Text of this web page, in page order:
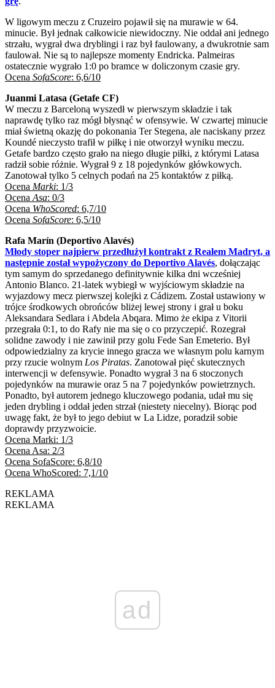
W ligowym meczu z Cruzeiro pojawił się na murawie w 64.
minucie. Był jednak całkowicie niewidoczny. Nie oddał ani jednego
strzału, wygrał dwa dryblingi i raz był faulowany, a dwukrotnie sam
faulował. Nie są to najlepsze momenty Endricka. Palmeiras
ostatecznie wygrało 1:0 po bramce w doliczonym czasie gry.
Ocena SofaScore: 6,6/10
Juanmi Latasa (Getafe CF)
W meczu z Barceloną wyszedł w pierwszym składzie i tak
naprawdę tylko raz mógł błysnąć w ofensywie. W czwartej minucie
miał świetną okazję do pokonania Ter Stegena, ale naciskany przez
Koundé nieczysto trafił w piłkę i nie otworzył wyniku meczu.
Getafe bardzo często grało na niego długie piłki, z którymi Latasa
radził sobie różnie. Wygrał 9 z 18 pojedynków główkowych.
Zanotował tylko 5 celnych podań na 25 kontaktów z piłką.
Ocena Marki: 1/3
Ocena Asa: 0/3
Ocena WhoScored: 6,7/10
Ocena SofaScore: 6,5/10
Rafa Marín (Deportivo Alavés)
Młody stoper najpierw przedłużył kontrakt z Realem Madryt, a
następnie został wypożyczony do Deportivo Alavés, dołączając
tym samym do sprzedanego definitywnie kilka dni wcześniej
Antonio Blanco. 21-latek wybiegł w wyjściowym składzie na
wyjazdowy mecz pierwszej kolejki z Cádizem. Został ustawiony w
trójce środkowych obrońców bliżej lewej strony i grał u boku
Aleksandara Sedlara i Abdela Abqara. Mimo że ekipa z Vitorii
przegrała 0:1, to do Rafy nie ma się o co przyczepić. Rozegrał
solidne zawody i nie zawinił przy golu Fede San Emeterio. Był
odpowiedzialny za krycie innego gracza we własnym polu karnym
przy rzucie wolnym Los Piratas. Zanotował pięć skutecznych
interwencji w defensywie. Ponadto wygrał 3 na 6 stoczonych
pojedynków na murawie oraz 5 na 7 pojedynków powietrznych.
Ponadto, był autorem jednego kluczowego podania, udał mu się
jeden drybling i oddał jeden strzał (niestety niecelny). Biorąc pod
uwagę fakt, że był to jego debiut w La Lidze, poradził sobie
doprawdy przyzwoicie.
Ocena Marki: 1/3
Ocena Asa: 2/3
Ocena SofaScore: 6,8/10
Ocena WhoScored: 7,1/10
REKLAMA
REKLAMA
ad